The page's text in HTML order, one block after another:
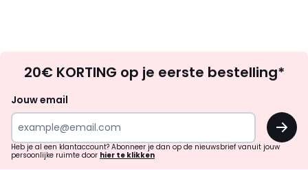
zoek
inspiratie
verrassingen?
20€ KORTING op je eerste bestelling*
Jouw email
OK
Heb je al een klantaccount? Abonneer je dan op de nieuwsbrief vanuit jouw
persoonlijke ruimte door hier te klikken